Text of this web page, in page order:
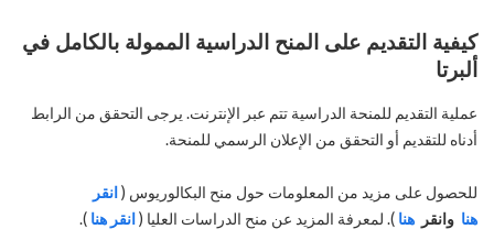
كيفية التقديم على المنح الدراسية الممولة بالكامل في
ألبرتا
عملية التقديم للمنحة الدراسية تتم عبر الإنترنت. يرجى التحقق من الرابط
أدناه للتقديم أو التحقق من الإعلان الرسمي للمنحة.
للحصول على مزيد من المعلومات حول منح البكالوريوس (انقر
هنا وانقرهنا ). لمعرفة المزيد عن منح الدراسات العليا (انقر هنا ).